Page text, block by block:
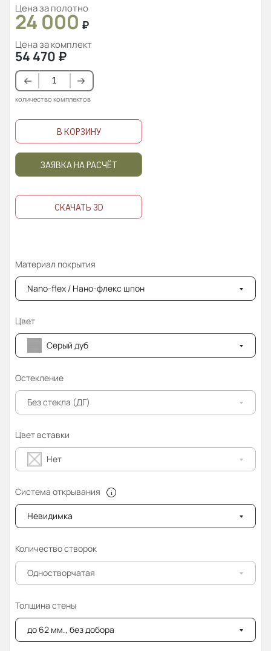
Цена за полотно
24 000 ₽
Цена за комплект
54 470 ₽
количество комплектов
В КОРЗИНУ
ЗАЯВКА НА РАСЧЁТ
СКАЧАТЬ 3D
Материал покрытия
Nano-flex / Нано-флекс шпон
Цвет
Серый дуб
Остекление
Без стекла (ДГ)
Цвет вставки
Нет
Система открывания
Невидимка
Количество створок
Одностворчатая
Толщина стены
до 62 мм., без добора